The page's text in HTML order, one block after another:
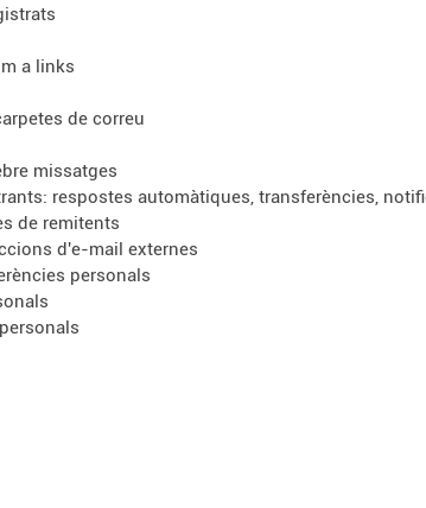
a links
de correu
missatges
respostes automàtiques, transferències,
de remitents
d'e-mail externes
personals